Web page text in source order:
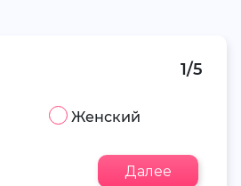
1/5
Женский
Далее